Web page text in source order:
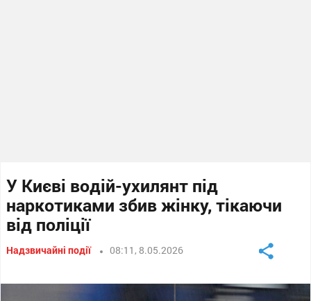
У Києві водій-ухилянт під
наркотиками збив жінку, тікаючи
від поліції
Надзвичайні події 08:11, 8.05.2026